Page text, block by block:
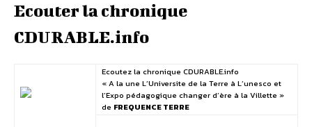
Ecouter la chronique
CDURABLE.info
Ecoutez la chronique CDURABLE.info
« A la une L’Universite de la Terre à L’unesco et
l’Expo pédagogique changer d’ère à la Villette »
de FREQUENCE TERRE